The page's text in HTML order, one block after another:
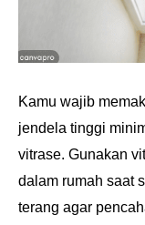
Kamu wajib
jendela tinggi
vitrase. Gunakan
dalam rumah saat
terang agar